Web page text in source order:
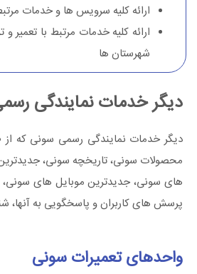
ارائه کلیه سرویس ها و خدمات
ارائه کلیه خدمات مرتبط با
شهرستان ها
دیگر خدمات نمایندگی
دیگر خدمات نمایندگی رسمی سونی که از
محصولات سونی، تاریخچه سونی،
های سونی، جدیدترین موبایل های
پرسش های کاربران و پاسخگویی به آنها،
واحدهای تعمیرات سونی